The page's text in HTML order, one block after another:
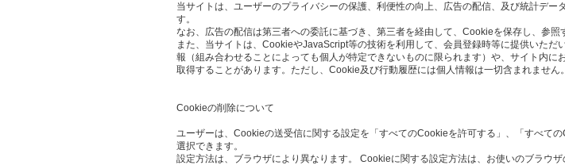
当サイトは、ユーザーのプライバシーの保護、利便性の向上、広告の配信、及び統計デ
す。
なお、広告の配信は第三者への委託に基づき、第三者を経由して、Cookieを保存し、参照
また、当サイトは、CookieやJavaScript等の技術を利用して、会員登録時等に提供いた
報（組み合わせることによっても個人が特定できないものに限られます）や、サイト内
取得することがあります。ただし、Cookie及び行動履歴には個人情報は一切含まれません。
Cookieの削除について
ユーザーは、Cookieの送受信に関する設定を「すべてのCookieを許可する」、「すべて
選択できます。
設定方法は、ブラウザにより異なります。 Cookieに関する設定方法は、お使いのブラウザ